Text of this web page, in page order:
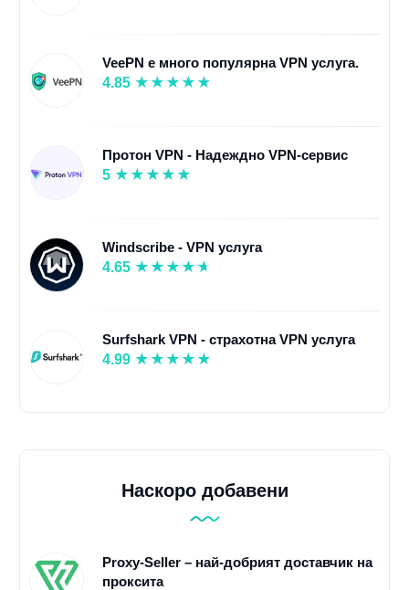
VeePN е много популярна VPN услуга.
4.85
Протон VPN - Надеждно VPN-сервис
5
Windscribe - VPN услуга
4.65
Surfshark VPN - страхотна VPN услуга
4.99
Наскоро добавени
Proxy-Seller – най-добрият доставчик на
проксита